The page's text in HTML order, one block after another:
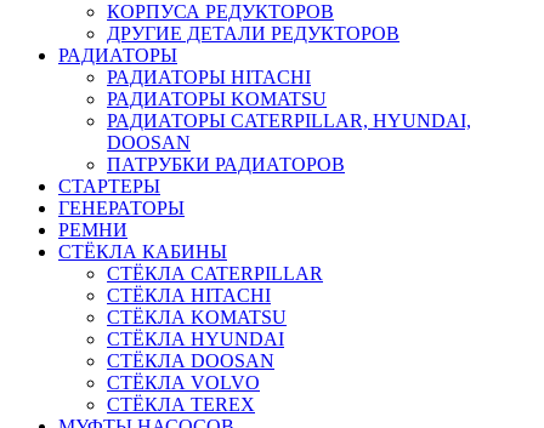
КОРПУСА РЕДУКТОРОВ
ДРУГИЕ ДЕТАЛИ РЕДУКТОРОВ
РАДИАТОРЫ
РАДИАТОРЫ HITACHI
РАДИАТОРЫ KOMATSU
РАДИАТОРЫ CATERPILLAR, HYUNDAI,
DOOSAN
ПАТРУБКИ РАДИАТОРОВ
СТАРТЕРЫ
ГЕНЕРАТОРЫ
РЕМНИ
СТЁКЛА КАБИНЫ
СТЁКЛА CATERPILLAR
СТЁКЛА HITACHI
СТЁКЛА KOMATSU
СТЁКЛА HYUNDAI
СТЁКЛА DOOSAN
СТЁКЛА VOLVO
СТЁКЛА TEREX